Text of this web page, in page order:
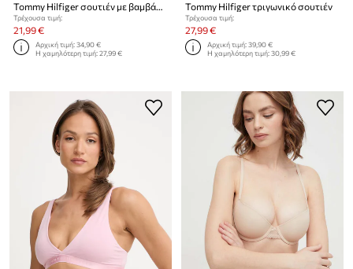
Tommy Hilfiger σουτιέν με βαμβάκι
Τρέχουσα τιμή:
21,99 €
Αρχική τιμή:34,90 €
Η χαμηλότερη τιμή:27,99 €
Tommy Hilfiger τριγωνικό σουτιέν
Τρέχουσα τιμή:
27,99 €
Αρχική τιμή:39,90 €
Η χαμηλότερη τιμή:30,99 €